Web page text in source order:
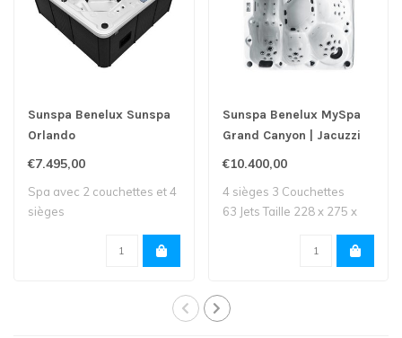
Sunspa Benelux Sunspa
Orlando
€7.495,00
Spa avec 2 couchettes et 4
sièges
Sunspa Benelux MySpa
Grand Canyon | Jacuzzi
€10.400,00
4 sièges 3 Couchettes
63 Jets Taille 228 x 275 x